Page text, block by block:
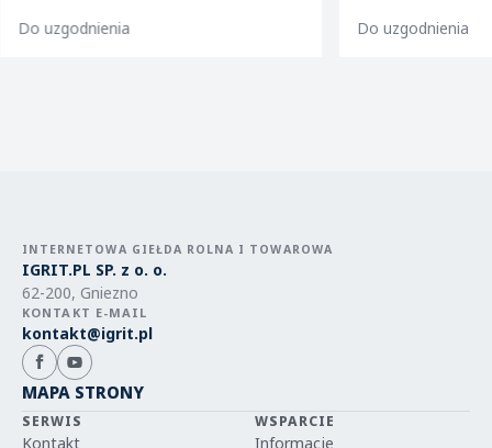
Do uzgodnienia
Do uzgodnienia
INTERNETOWA GIEŁDA ROLNA I TOWAROWA
IGRIT.PL SP. z o. o.
62-200, Gniezno
KONTAKT E-MAIL
kontakt@igrit.pl
MAPA STRONY
SERWIS
Kontakt
WSPARCIE
Informacje